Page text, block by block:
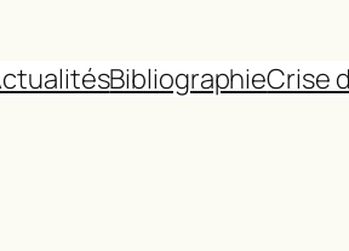
BibliographieCrise